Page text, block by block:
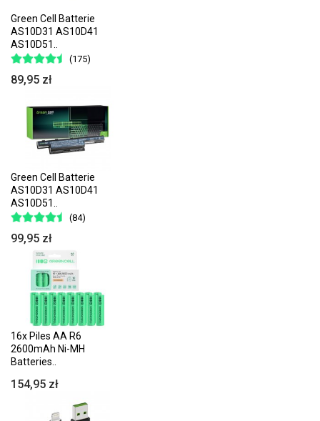
Green Cell Batterie
AS10D31 AS10D41
AS10D51..
(175)
89,95 zł
Green Cell Batterie
AS10D31 AS10D41
AS10D51..
(84)
99,95 zł
16x Piles AA R6
2600mAh Ni-MH
Batteries..
154,95 zł